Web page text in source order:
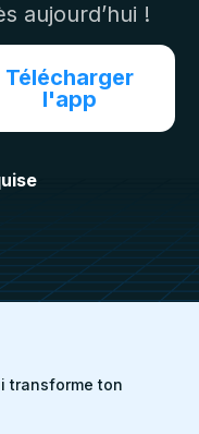
aujourd’hui !
Télécharger
l'app
transforme ton